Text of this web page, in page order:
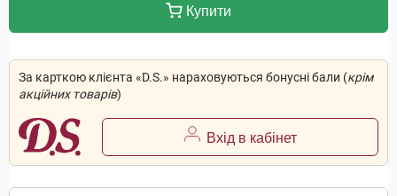
Купити
За карткою клієнта «D.S.» нараховуються бонусні бали (крім
акційних товарів)
Вхід в кабінет